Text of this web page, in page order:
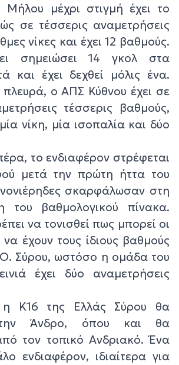
μέχρι στιγμή έχει το
σε τέσσερις αναμετρήσεις
νίκες και έχει 12 βαθμούς.
σημειώσει 14 γκολ στα
και έχει δεχθεί μόλις ένα.
ο ΑΠΣ Κύθνου έχει σε
τέσσερις βαθμούς,
νίκη, μία ισοπαλία και δύο
το ενδιαφέρον στρέφεται
μετά την πρώτη ήττα του
σκαρφάλωσαν στη
του βαθμολογικού πίνακα.
να τονισθεί πως μπορεί οι
να έχουν τους ίδιους βαθμούς
Σύρου, ωστόσο η ομάδα του
έχει δύο αναμετρήσεις
Κ16 της Ελλάς Σύρου θα
Άνδρο, όπου και θα
τον τοπικό Ανδριακό. Ένα
ενδιαφέρον, ιδιαίτερα για